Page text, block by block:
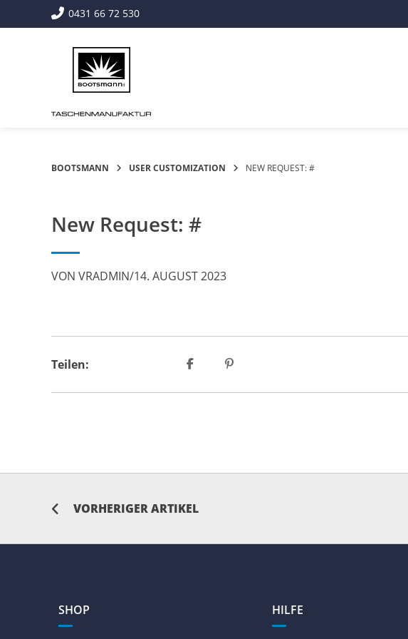
zum
0431 66 72 530
BOOTSMANN USER CUSTOMIZATION NEW REQUEST: #
New Request: #
VON VRADMIN/14. AUGUST 2023
Teilen:
VORHERIGER ARTIKEL
SHOP HILFE